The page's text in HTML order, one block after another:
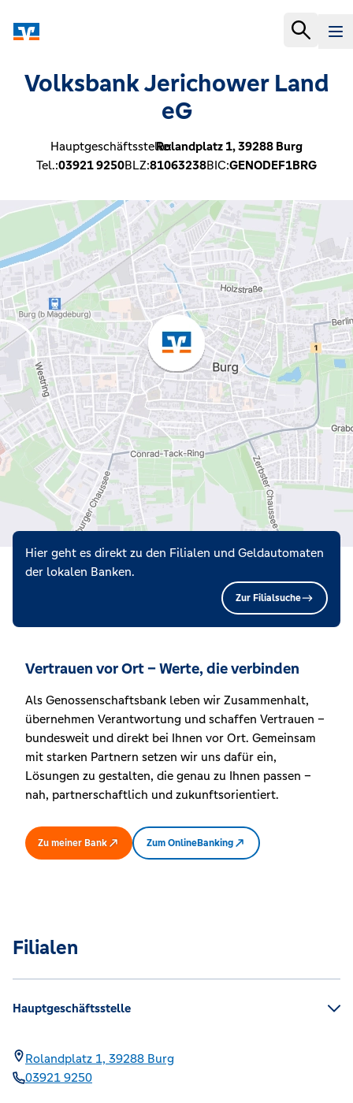
Volksbank Jerichower Land
eG
Hauptgeschäftsstelle:Rolandplatz 1,39288 Burg
Tel.:03921 9250BLZ:81063238BIC:GENODEF1BRG
Hier geht es direkt zu den Filialen und Geldautomaten
der lokalen Banken.
Zur Filialsuche
Vertrauen vor Ort – Werte, die verbinden
Als Genossenschaftsbank leben wir Zusammenhalt,
übernehmen Verantwortung und schaffen Vertrauen –
bundesweit und direkt bei Ihnen vor Ort. Gemeinsam
mit starken Partnern setzen wir uns dafür ein,
Lösungen zu gestalten, die genau zu Ihnen passen –
nah, partnerschaftlich und zukunftsorientiert.
Zu meiner Bank Zum OnlineBanking
Filialen
Hauptgeschäftsstelle
Rolandplatz 1, 39288 Burg
03921 9250